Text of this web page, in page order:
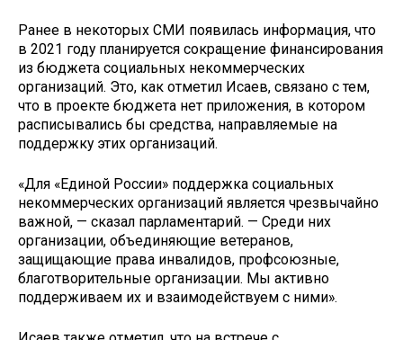
Ранее в некоторых СМИ появилась информация, что
в 2021 году планируется сокращение финансирования
из бюджета социальных некоммерческих
организаций. Это, как отметил Исаев, связано с тем,
что в проекте бюджета нет приложения, в котором
расписывались бы средства, направляемые на
поддержку этих организаций.
«Для «Единой России» поддержка социальных
некоммерческих организаций является чрезвычайно
важной, — сказал парламентарий. — Среди них
организации, объединяющие ветеранов,
защищающие права инвалидов, профсоюзные,
благотворительные организации. Мы активно
поддерживаем их и взаимодействуем с ними».